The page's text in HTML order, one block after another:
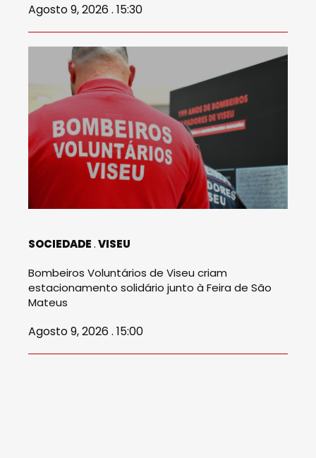
Agosto 9, 2026 . 15:30
SOCIEDADE VISEU
Bombeiros Voluntários de Viseu criam
estacionamento solidário junto à Feira de São
Mateus
Agosto 9, 2026 . 15:00